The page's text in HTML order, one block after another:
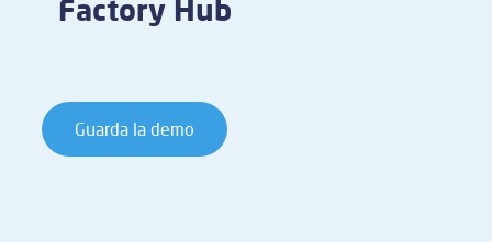
Factory Hub
Guarda la demo